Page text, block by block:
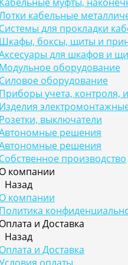
кабельные
для прокладки
боксы, щиты и
для шкафов и
оборудование
оборудование
учета, контроля,
выключатели
решения
решения
производство
компании
Назад
компании
и Доставка
Назад
и Доставка